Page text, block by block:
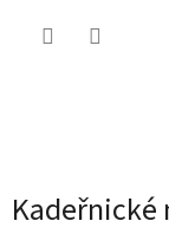
Kadeřnické